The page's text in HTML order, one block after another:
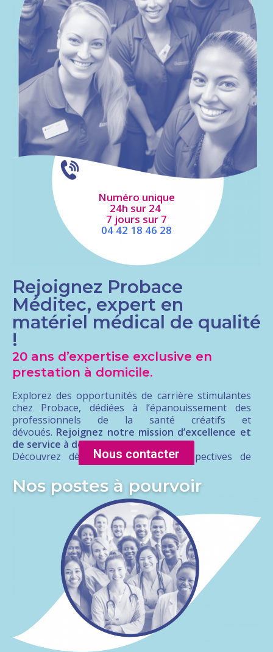
Numéro unique
24h sur 24
7 jours sur 7
04 42 18 46 28
Rejoignez Probace
Méditec, expert en
matériel médical de qualité
!
20 ans d’expertise exclusive en
prestation à domicile.
Explorez des opportunités de carrière stimulantes
chez Probace, dédiées à l’épanouissement des
professionnels de la santé créatifs et
dévoués. Rejoignez notre mission d’excellence et
de service à destination des patients.
Découvrez dès aujourd’hui les perspectives de
chez Probace Meditec et forgez un avenir
professionnel.
Nous contacter
Nos postes à pourvoir